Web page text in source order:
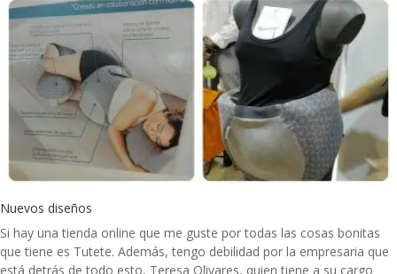
Nuevos diseños
Si hay una tienda online que me guste por todas las cosas bonitas
que tiene es Tutete. Además, tengo debilidad por la empresaria que
está detrás de todo esto, Teresa Olivares, quien tiene a su cargo